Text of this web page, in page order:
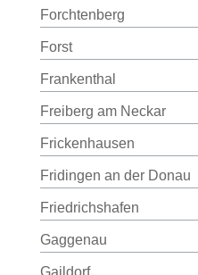
Forchtenberg
Forst
Frankenthal
Freiberg am Neckar
Frickenhausen
Fridingen an der Donau
Friedrichshafen
Gaggenau
Gaildorf